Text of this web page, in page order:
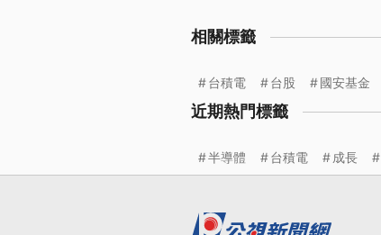
相關標籤
台積電 台股 國安基金
近期熱門標籤
半導體 台積電 成長